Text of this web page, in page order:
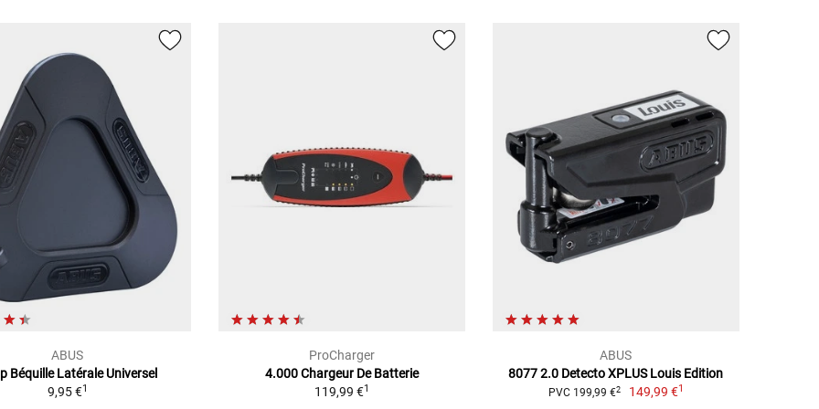
ABUS
Béquille Latérale Universel
9,95 €1
ProCharger
4.000 Chargeur De Batterie
119,99 €1
ABUS
8077 2.0 Detecto XPLUS Louis Edition
PVC 199,99 €2 149,99 €1